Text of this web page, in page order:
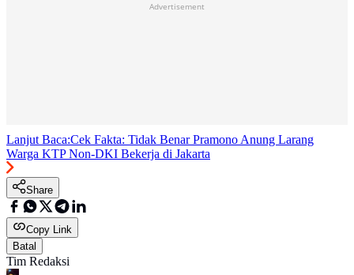
Advertisement
Lanjut Baca:Cek Fakta: Tidak Benar Pramono Anung Larang
Warga KTP Non-DKI Bekerja di Jakarta
Share
Copy Link
Batal
Tim Redaksi